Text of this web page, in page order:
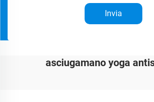
Invia
asciugamano yoga